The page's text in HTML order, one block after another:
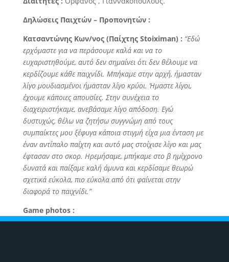
Δηλώσεις Παιχτών – Προπονητών :
Κατσαντώνης Κων/νος (Παίχτης Stoiximan) : “Εδώ
ερχόμαστε για να περάσουμε καλά και να το
ευχαριστηθούμε, αυτό δεν σημαίνει ότι δεν θέλουμε να
κερδίζουμε κάθε παιχνίδι. Μπήκαμε στην αρχή, ήμασταν
λίγο μουδιασμένοι ήμασταν λίγο κρύοι. Ήμαστε λίγοι,
έχουμε κάποιες απουσίες. Στην συνέχεια το
διαχειριστήκαμε, ανεβάσαμε λίγο απόδοση. Εγώ
δυστυχώς, θέλω να ζητήσω συγγνώμη από τους
συμπαίκτες μου ξέφυγα κάποια στιγμή είχα μια ένταση με
έναν αντίπαλο παίχτη και αυτό μας στοίχισε λίγο και μας
έφτασαν στο σκορ. Ηρεμήσαμε, μπήκαμε στο β ημίχρονο
δυνατά και παίξαμε καλή άμυνα και κερδίσαμε θεωρώ
σχετικά εύκολα, πιο εύκολα από ότι φαίνεται στην
διαφορά το παιχνίδι.”
Game photos :